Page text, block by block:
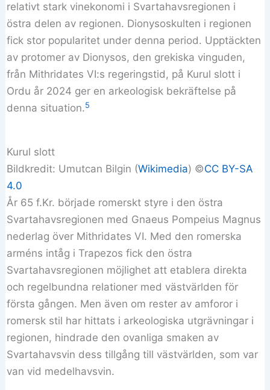
relativt stark vinekonomi i Svartahavsregionen i
östra delen av regionen. Dionysoskulten i regionen
fick stor popularitet under denna period. Upptäckten
av protomer av Dionysos, den grekiska vinguden,
från Mithridates VI:s regeringstid, på Kurul slott i
Ordu år 2024 ger en arkeologisk bekräftelse på
denna situation.5
Kurul slott
Bildkredit: Umutcan Bilgin (Wikimedia) ©️CC BY-SA
4.0
År 65 f.Kr. började romerskt styre i den östra
Svartahavsregionen med Gnaeus Pompeius Magnus
nederlag över Mithridates VI. Med den romerska
arméns intåg i Trapezos fick den östra
Svartahavsregionen möjlighet att etablera direkta
och regelbundna relationer med västvärlden för
första gången. Men även om rester av amforor i
romersk stil har hittats i arkeologiska utgrävningar i
regionen, hindrade den ovanliga smaken av
Svartahavsvin dess tillgång till västvärlden, som var
van vid medelhavsvin.